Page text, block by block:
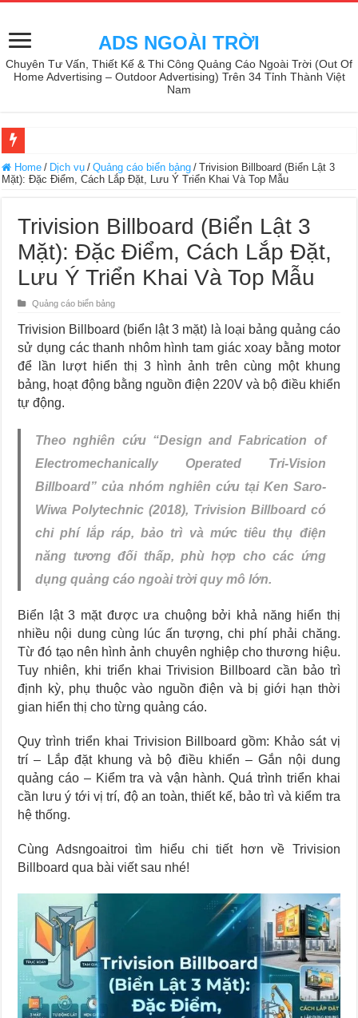
ADS NGOÀI TRỜI
Chuyên Tư Vấn, Thiết Kế & Thi Công Quảng Cáo Ngoài Trời (Out Of
Home Advertising – Outdoor Advertising) Trên 34 Tỉnh Thành Việt
Nam
Home / Dịch vụ / Quảng cáo biển bảng / Trivision Billboard (Biển Lật 3
Mặt): Đặc Điểm, Cách Lắp Đặt, Lưu Ý Triển Khai Và Top Mẫu
Trivision Billboard (Biển Lật 3
Mặt): Đặc Điểm, Cách Lắp Đặt,
Lưu Ý Triển Khai Và Top Mẫu
Quảng cáo biển bảng
Trivision Billboard (biển lật 3 mặt) là loại bảng quảng cáo
sử dụng các thanh nhôm hình tam giác xoay bằng motor
để lần lượt hiển thị 3 hình ảnh trên cùng một khung
bảng, hoạt động bằng nguồn điện 220V và bộ điều khiển
tự động.
Theo nghiên cứu “Design and Fabrication of
Electromechanically Operated Tri-Vision
Billboard” của nhóm nghiên cứu tại Ken Saro-
Wiwa Polytechnic (2018), Trivision Billboard có
chi phí lắp ráp, bảo trì và mức tiêu thụ điện
năng tương đối thấp, phù hợp cho các ứng
dụng quảng cáo ngoài trời quy mô lớn.
Biển lật 3 mặt được ưa chuộng bởi khả năng hiển thị
nhiều nội dung cùng lúc ấn tượng, chi phí phải chăng.
Từ đó tạo nên hình ảnh chuyên nghiệp cho thương hiệu.
Tuy nhiên, khi triển khai Trivision Billboard cần bảo trì
định kỳ, phụ thuộc vào nguồn điện và bị giới hạn thời
gian hiển thị cho từng quảng cáo.
Quy trình triển khai Trivision Billboard gồm: Khảo sát vị
trí – Lắp đặt khung và bộ điều khiển – Gắn nội dung
quảng cáo – Kiểm tra và vận hành. Quá trình triển khai
cần lưu ý tới vị trí, độ an toàn, thiết kế, bảo trì và kiểm tra
hệ thống.
Cùng Adsngoaitroi tìm hiểu chi tiết hơn về Trivision
Billboard qua bài viết sau nhé!